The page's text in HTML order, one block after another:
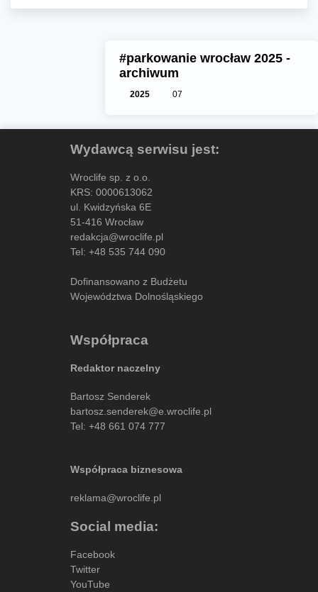
#parkowanie wrocław 2025 -
archiwum
2025 07
Wydawcą serwisu jest:
Wroclife sp. z o.o.
KRS: 0000613062
ul. Kwidzyńska 6E
51-416 Wrocław
redakcja@wroclife.pl
Tel: +48 535 744 090
Dofinansowano z Budżetu
Województwa Dolnośląskiego
Współpraca
Redaktor naczelny
Bartosz Senderek
bartosz.senderek@e.wroclife.pl
Tel: +48 661 074 777
Współpraca biznesowa
reklama@wroclife.pl
Social media:
Facebook
Twitter
YouTube